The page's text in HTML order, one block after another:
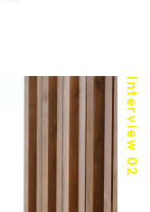
Interview 02